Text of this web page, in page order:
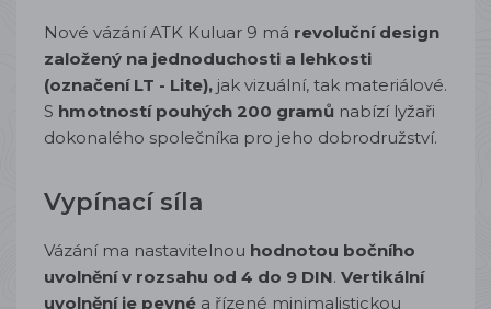
Nové vázání ATK Kuluar 9 má revoluční design
založený na jednoduchosti a lehkosti
(označení LT - Lite), jak vizuální, tak materiálové.
S hmotností pouhých 200 gramů nabízí lyžaři
dokonalého společníka pro jeho dobrodružství.
Vypínací síla
Vázání ma nastavitelnou hodnotou bočního
uvolnění v rozsahu od 4 do 9 DIN. Vertikální
uvolnění je pevné a řízené minimalistickou